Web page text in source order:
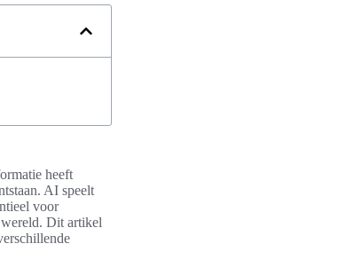
heeft
AI speelt
voor
wereld. Dit artikel